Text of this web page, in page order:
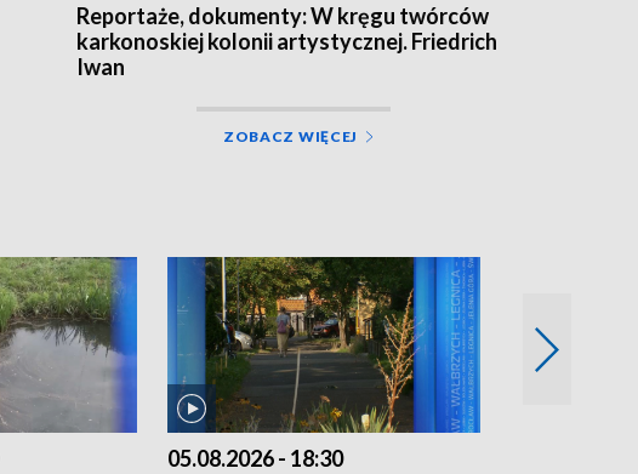
Reportaże, dokumenty: W kręgu twórców
karkonoskiej kolonii artystycznej. Friedrich
Iwan
ZOBACZ WIĘCEJ
05.08.2026 - 18:30